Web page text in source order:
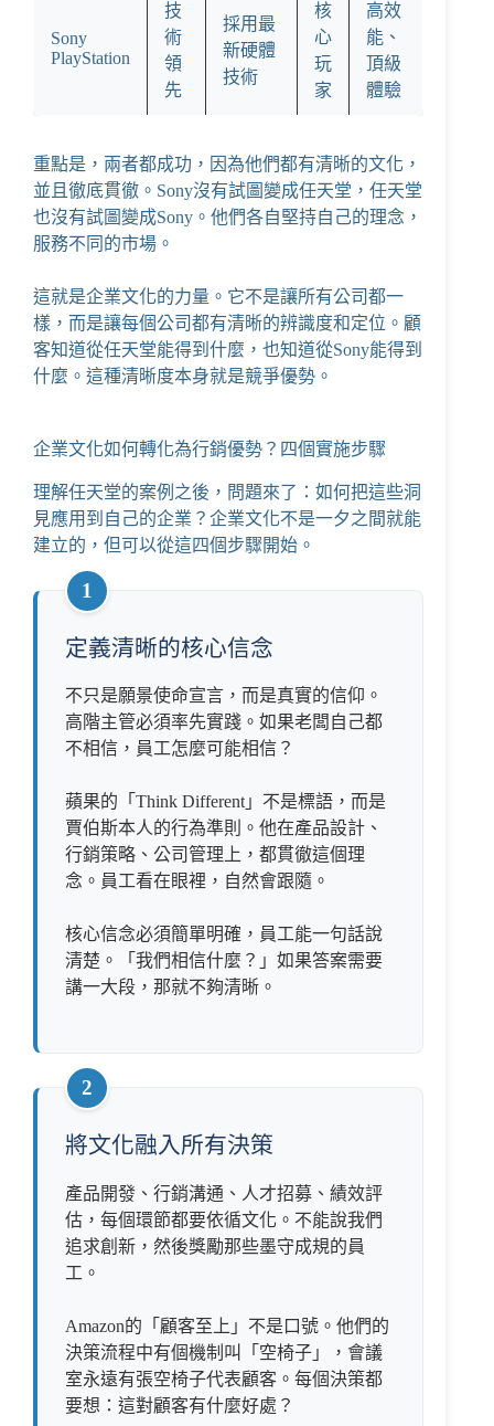
Sony
PlayStation
技
術
領
先
採用最
新硬體
技術
核
心
玩
家
高效
能、
頂級
體驗
重點是，兩者都成功，因為他們都有清晰的文化，
並且徹底貫徹。Sony沒有試圖變成任天堂，任天堂
也沒有試圖變成Sony。他們各自堅持自己的理念，
服務不同的市場。
這就是企業文化的力量。它不是讓所有公司都一
樣，而是讓每個公司都有清晰的辨識度和定位。顧
客知道從任天堂能得到什麼，也知道從Sony能得到
什麼。這種清晰度本身就是競爭優勢。
企業文化如何轉化為行銷優勢？四個實施步驟
理解任天堂的案例之後，問題來了：如何把這些洞
見應用到自己的企業？企業文化不是一夕之間就能
建立的，但可以從這四個步驟開始。
1
定義清晰的核心信念
不只是願景使命宣言，而是真實的信仰。
高階主管必須率先實踐。如果老闆自己都
不相信，員工怎麼可能相信？
蘋果的「Think Different」不是標語，而是
賈伯斯本人的行為準則。他在產品設計、
行銷策略、公司管理上，都貫徹這個理
念。員工看在眼裡，自然會跟隨。
核心信念必須簡單明確，員工能一句話說
清楚。「我們相信什麼？」如果答案需要
講一大段，那就不夠清晰。
2
將文化融入所有決策
產品開發、行銷溝通、人才招募、績效評
估，每個環節都要依循文化。不能說我們
追求創新，然後獎勵那些墨守成規的員
工。
Amazon的「顧客至上」不是口號。他們的
決策流程中有個機制叫「空椅子」，會議
室永遠有張空椅子代表顧客。每個決策都
要想：這對顧客有什麼好處？